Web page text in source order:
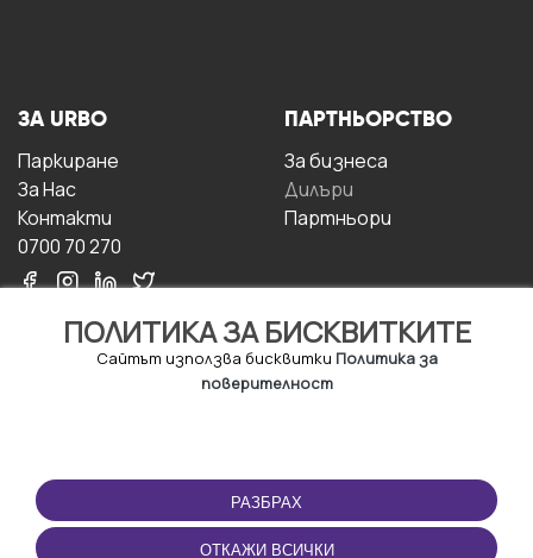
ПОЛИТИКА ЗА БИСКВИТКИТЕ
Сайтът използва бисквитки Политика за
поверителност
РАЗБРАХ
ОТКАЖИ ВСИЧКИ
ЗА URBO
Паркиране
За Hас
Контакти
0700 70 270
ПАРТНЬОРСТВО
За бизнесa
Дилъри
Партньори
ПОЛЗВАНЕ
Правила и условия за
ползване
ПРИЛОЖЕНИЕТО